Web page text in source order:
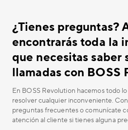
¿Tienes preguntas?
encontrarás toda la
que necesitas saber
llamadas con BOSS
En BOSS Revolution hacemos todo
resolver cualquier inconveniente.
preguntas frecuentes o comunícate
atención al cliente si tienes alguna